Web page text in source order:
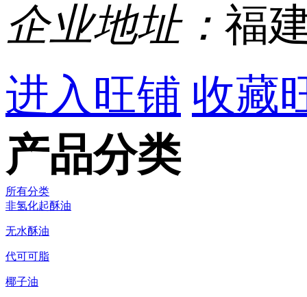
企业地址： 福
进入旺铺 收藏
产品分类
所有分类
非氢化起酥油
无水酥油
代可可脂
椰子油